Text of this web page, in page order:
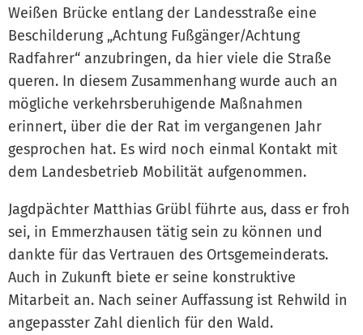
Weißen Brücke entlang der Landesstraße eine
Beschilderung „Achtung Fußgänger/Achtung
Radfahrer“ anzubringen, da hier viele die Straße
queren. In diesem Zusammenhang wurde auch an
mögliche verkehrsberuhigende Maßnahmen
erinnert, über die der Rat im vergangenen Jahr
gesprochen hat. Es wird noch einmal Kontakt mit
dem Landesbetrieb Mobilität aufgenommen.
Jagdpächter Matthias Grübl führte aus, dass er froh
sei, in Emmerzhausen tätig sein zu können und
dankte für das Vertrauen des Ortsgemeinderats.
Auch in Zukunft biete er seine konstruktive
Mitarbeit an. Nach seiner Auffassung ist Rehwild in
angepasster Zahl dienlich für den Wald.